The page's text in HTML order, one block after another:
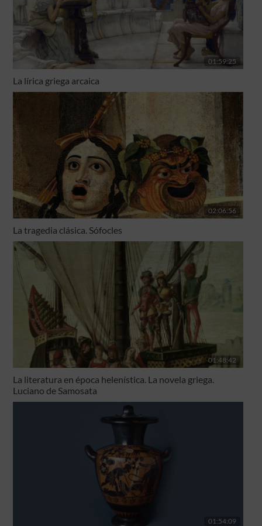
01:59:25
La lírica griega arcaica
02:06:56
La tragedia clásica. Sófocles
01:48:42
La literatura en época helenística. La novela griega.
Luciano de Samosata
01:54:09